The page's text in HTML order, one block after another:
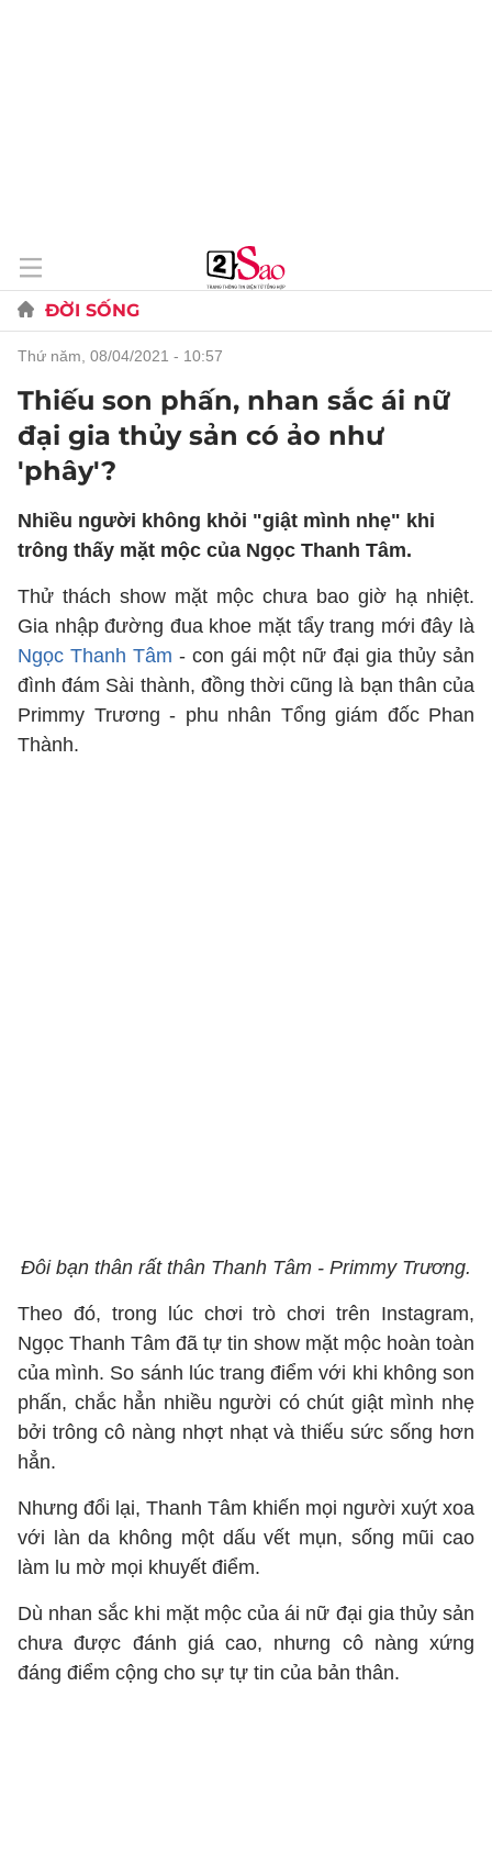
ĐỜI SỐNG
thứ năm, 08/04/2021 - 10:57
Thiếu son phấn, nhan sắc ái nữ
đại gia thủy sản có ảo như
'phây'?
Nhiều người không khỏi "giật mình nhẹ" khi
trông thấy mặt mộc của Ngọc Thanh Tâm.
Thử thách show mặt mộc chưa bao giờ hạ nhiệt.
Gia nhập đường đua khoe mặt tẩy trang mới đây là
Ngọc Thanh Tâm - con gái một nữ đại gia thủy sản
đình đám Sài thành, đồng thời cũng là bạn thân của
Primmy Trương - phu nhân Tổng giám đốc Phan
Thành.
Đôi bạn thân rất thân Thanh Tâm - Primmy Trương.
Theo đó, trong lúc chơi trò chơi trên Instagram,
Ngọc Thanh Tâm đã tự tin show mặt mộc hoàn toàn
của mình. So sánh lúc trang điểm với khi không son
phấn, chắc hẳn nhiều người có chút giật mình nhẹ
bởi trông cô nàng nhợt nhạt và thiếu sức sống hơn
hẳn.
Nhưng đổi lại, Thanh Tâm khiến mọi người xuýt xoa
với làn da không một dấu vết mụn, sống mũi cao
làm lu mờ mọi khuyết điểm.
Dù nhan sắc khi mặt mộc của ái nữ đại gia thủy sản
chưa được đánh giá cao, nhưng cô nàng xứng
đáng điểm cộng cho sự tự tin của bản thân.